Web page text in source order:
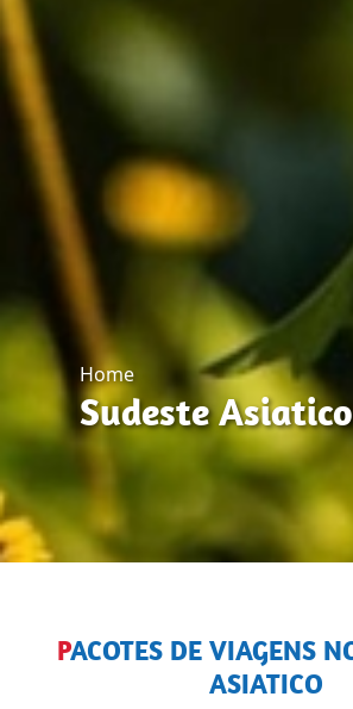
Home
Sudeste Asiatico
PACOTES DE VIAGENS NO SUDESTE
ASIATICO